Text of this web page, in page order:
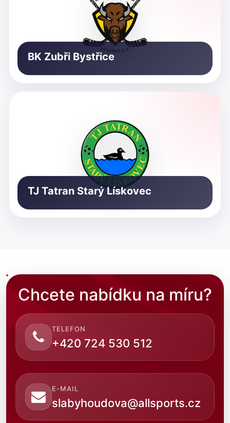
BK Zubři Bystřice
TJ Tatran Starý Lískovec
Chcete nabídku na míru?
TELEFON
+420 724 530 512
E-MAIL
slabyhoudova@allsports.cz